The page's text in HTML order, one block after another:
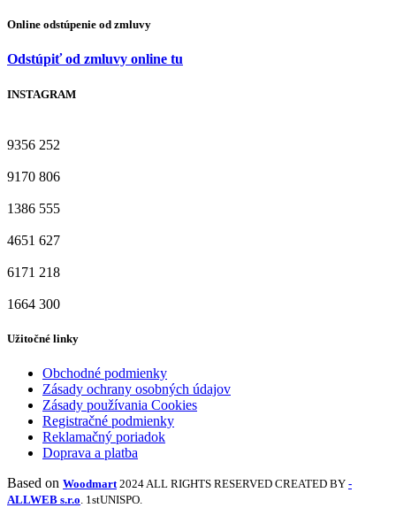
Online odstúpenie od zmluvy
Odstúpiť od zmluvy online tu
INSTAGRAM
9356 252
9170 806
1386 555
4651 627
6171 218
1664 300
Užitočné linky
Obchodné podmienky
Zásady ochrany osobných údajov
Zásady používania Cookies
Registračné podmienky
Reklamačný poriadok
Doprava a platba
Based on Woodmart 2024 ALL RIGHTS RESERVED CREATED BY -
ALLWEB s.r.o. 1stUNISPO.